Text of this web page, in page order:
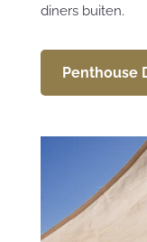
diners buiten.
Penthouse